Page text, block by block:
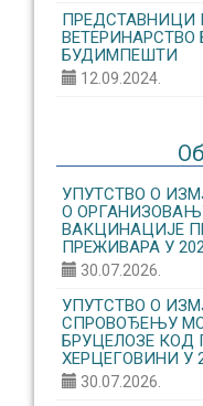
ПРЕДСТАВНИЦИ
ВЕТЕРИНАРСТВО
БУДИМПЕШТИ
12.09.2024.
УПУТСТВО О
О
ВАКЦИНАЦИЈЕ
ПРЕЖИВАРА У
30.07.2026.
УПУТСТВО О
СПРОВОЂЕЊУ
БРУЦЕЛОЗЕ КОД
ХЕРЦЕГОВИНИ У
30.07.2026.